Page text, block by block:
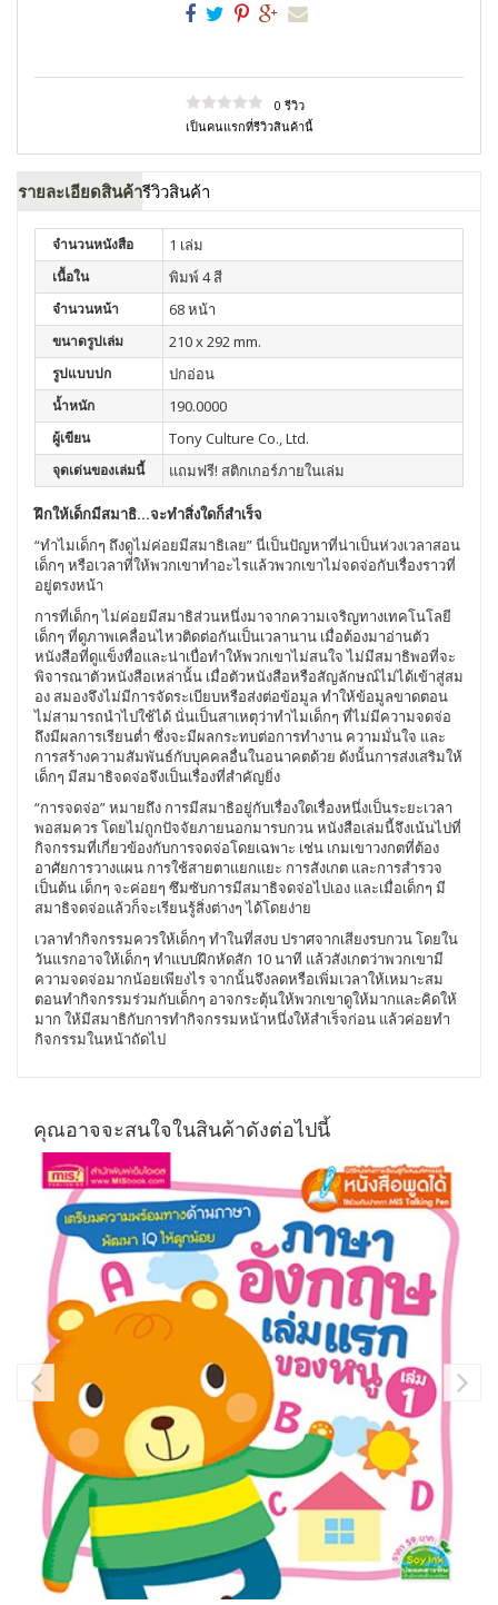
0 รีวิว
เป็นคนแรกที่รีวิวสินค้านี้
รายละเอียดสินค้ารีวิวสินค้า
จำนวนหนังสือ 1 เล่ม
เนื้อใน พิมพ์ 4 สี
จำนวนหน้า 68 หน้า
ขนาดรูปเล่ม 210 x 292 mm.
รูปแบบปก ปกอ่อน
น้ำหนัก 190.0000
ผู้เขียน Tony Culture Co., Ltd.
จุดเด่นของเล่มนี้ แถมฟรี! สติกเกอร์ภายในเล่ม
ฝึกให้เด็กมีสมาธิ…จะทำสิ่งใดก็สำเร็จ
“ทำไมเด็กๆ ถึงดูไม่ค่อยมีสมาธิเลย” นี่เป็นปัญหาที่น่าเป็นห่วงเวลาสอน
เด็กๆ หรือเวลาที่ให้พวกเขาทำอะไรแล้วพวกเขาไม่จดจ่อกับเรื่องราวที่
อยู่ตรงหน้า
การที่เด็กๆ ไม่ค่อยมีสมาธิส่วนหนึ่งมาจากความเจริญทางเทคโนโลยี
เด็กๆ ที่ดูภาพเคลื่อนไหวติดต่อกันเป็นเวลานาน เมื่อต้องมาอ่านตัว
หนังสือที่ดูแข็งทื่อและน่าเบื่อทำให้พวกเขาไม่สนใจ ไม่มีสมาธิพอที่จะ
พิจารณาตัวหนังสือเหล่านั้น เมื่อตัวหนังสือหรือสัญลักษณ์ไม่ได้เข้าสู่สม
อง สมองจึงไม่มีการจัดระเบียบหรือส่งต่อข้อมูล ทำให้ข้อมูลขาดตอน
ไม่สามารถนำไปใช้ได้ นั่นเป็นสาเหตุว่าทำไมเด็กๆ ที่ไม่มีความจดจ่อ
ถึงมีผลการเรียนต่ำ ซึ่งจะมีผลกระทบต่อการทำงาน ความมั่นใจ และ
การสร้างความสัมพันธ์กับบุคคลอื่นในอนาคตด้วย ดังนั้นการส่งเสริมให้
เด็กๆ มีสมาธิจดจ่อจึงเป็นเรื่องที่สำคัญยิ่ง
“การจดจ่อ” หมายถึง การมีสมาธิอยู่กับเรื่องใดเรื่องหนึ่งเป็นระยะเวลา
พอสมควร โดยไม่ถูกปัจจัยภายนอกมารบกวน หนังสือเล่มนี้จึงเน้นไปที่
กิจกรรมที่เกี่ยวข้องกับการจดจ่อโดยเฉพาะ เช่น เกมเขาวงกตที่ต้อง
อาศัยการวางแผน การใช้สายตาแยกแยะ การสังเกต และการสำรวจ
เป็นต้น เด็กๆ จะค่อยๆ ซึมซับการมีสมาธิจดจ่อไปเอง และเมื่อเด็กๆ มี
สมาธิจดจ่อแล้วก็จะเรียนรู้สิ่งต่างๆ ได้โดยง่าย
เวลาทำกิจกรรมควรให้เด็กๆ ทำในที่สงบ ปราศจากเสียงรบกวน โดยใน
วันแรกอาจให้เด็กๆ ทำแบบฝึกหัดสัก 10 นาที แล้วสังเกตว่าพวกเขามี
ความจดจ่อมากน้อยเพียงไร จากนั้นจึงลดหรือเพิ่มเวลาให้เหมาะสม
ตอนทำกิจกรรมร่วมกับเด็กๆ อาจกระตุ้นให้พวกเขาดูให้มากและคิดให้
มาก ให้มีสมาธิกับการทำกิจกรรมหน้าหนึ่งให้สำเร็จก่อน แล้วค่อยทำ
กิจกรรมในหน้าถัดไป
คุณอาจจะสนใจในสินค้าดังต่อไปนี้